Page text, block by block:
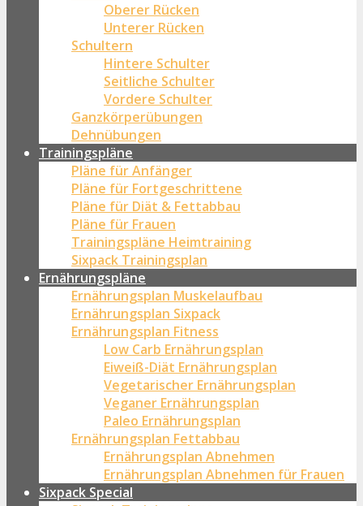
Oberer Rücken
Unterer Rücken
Schultern
Hintere Schulter
Seitliche Schulter
Vordere Schulter
Ganzkörperübungen
Dehnübungen
Trainingspläne
Pläne für Anfänger
Pläne für Fortgeschrittene
Pläne für Diät & Fettabbau
Pläne für Frauen
Trainingspläne Heimtraining
Sixpack Trainingsplan
Ernährungspläne
Ernährungsplan Muskelaufbau
Ernährungsplan Sixpack
Ernährungsplan Fitness
Low Carb Ernährungsplan
Eiweiß-Diät Ernährungsplan
Vegetarischer Ernährungsplan
Veganer Ernährungsplan
Paleo Ernährungsplan
Ernährungsplan Fettabbau
Ernährungsplan Abnehmen
Ernährungsplan Abnehmen für Frauen
Sixpack Special